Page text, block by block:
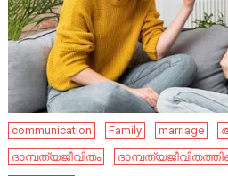
communication Family marriage
ദാമ്പത്യജീവിതം